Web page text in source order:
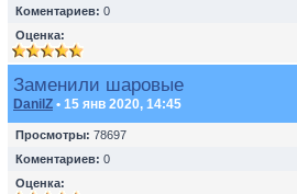
Коментариев: 0
Оценка:
Заменили шаровые
DanilZ • 15 янв 2020, 14:45
Просмотры: 78697
Коментариев: 0
Оценка: